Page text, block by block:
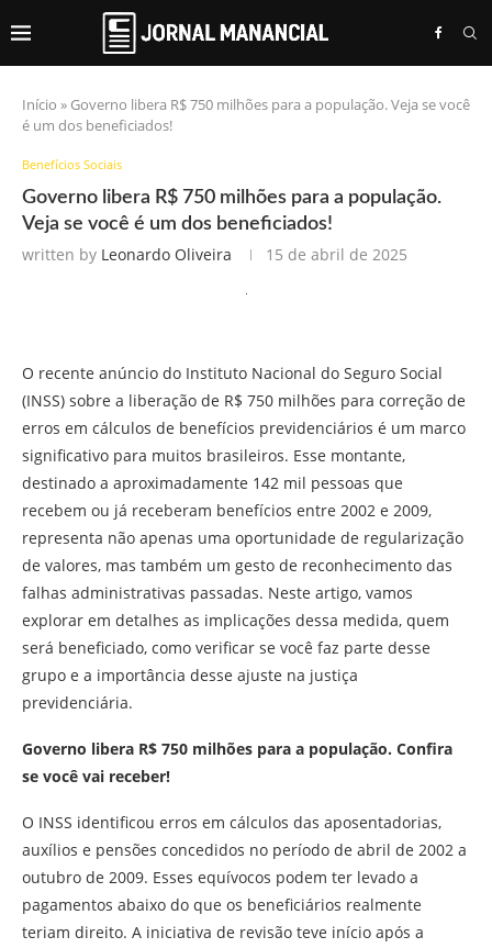
Início » Governo libera R$ 750 milhões para a população. Veja se você
é um dos beneficiados!
Benefícios Sociais
Governo libera R$ 750 milhões para a população.
Veja se você é um dos beneficiados!
written by Leonardo Oliveira 15 de abril de 2025
O recente anúncio do Instituto Nacional do Seguro Social
(INSS) sobre a liberação de R$ 750 milhões para correção de
erros em cálculos de benefícios previdenciários é um marco
significativo para muitos brasileiros. Esse montante,
destinado a aproximadamente 142 mil pessoas que
recebem ou já receberam benefícios entre 2002 e 2009,
representa não apenas uma oportunidade de regularização
de valores, mas também um gesto de reconhecimento das
falhas administrativas passadas. Neste artigo, vamos
explorar em detalhes as implicações dessa medida, quem
será beneficiado, como verificar se você faz parte desse
grupo e a importância desse ajuste na justiça
previdenciária.
Governo libera R$ 750 milhões para a população. Confira
se você vai receber!
O INSS identificou erros em cálculos das aposentadorias,
auxílios e pensões concedidos no período de abril de 2002 a
outubro de 2009. Esses equívocos podem ter levado a
pagamentos abaixo do que os beneficiários realmente
teriam direito. A iniciativa de revisão teve início após a